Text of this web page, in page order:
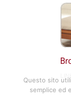
Questo sito
semplice ed